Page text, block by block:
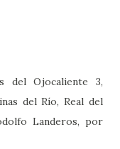
del Ojocaliente 3,
del Río, Real del
Landeros, por